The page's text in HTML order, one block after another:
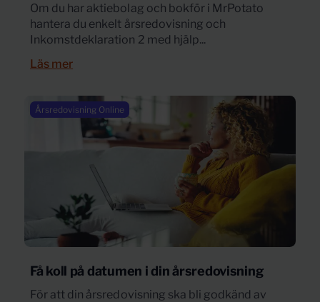
Om du har aktiebolag och bokför i MrPotato
hantera du enkelt årsredovisning och
Inkomstdeklaration 2 med hjälp...
Läs mer
Årsredovisning Online
Få koll på datumen i din årsredovisning
För att din årsredovisning ska bli godkänd av